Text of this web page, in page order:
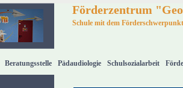
Förderzentrum
Schule mit dem
Beratungsstelle Pädaudiologie Schulsozialarbeit